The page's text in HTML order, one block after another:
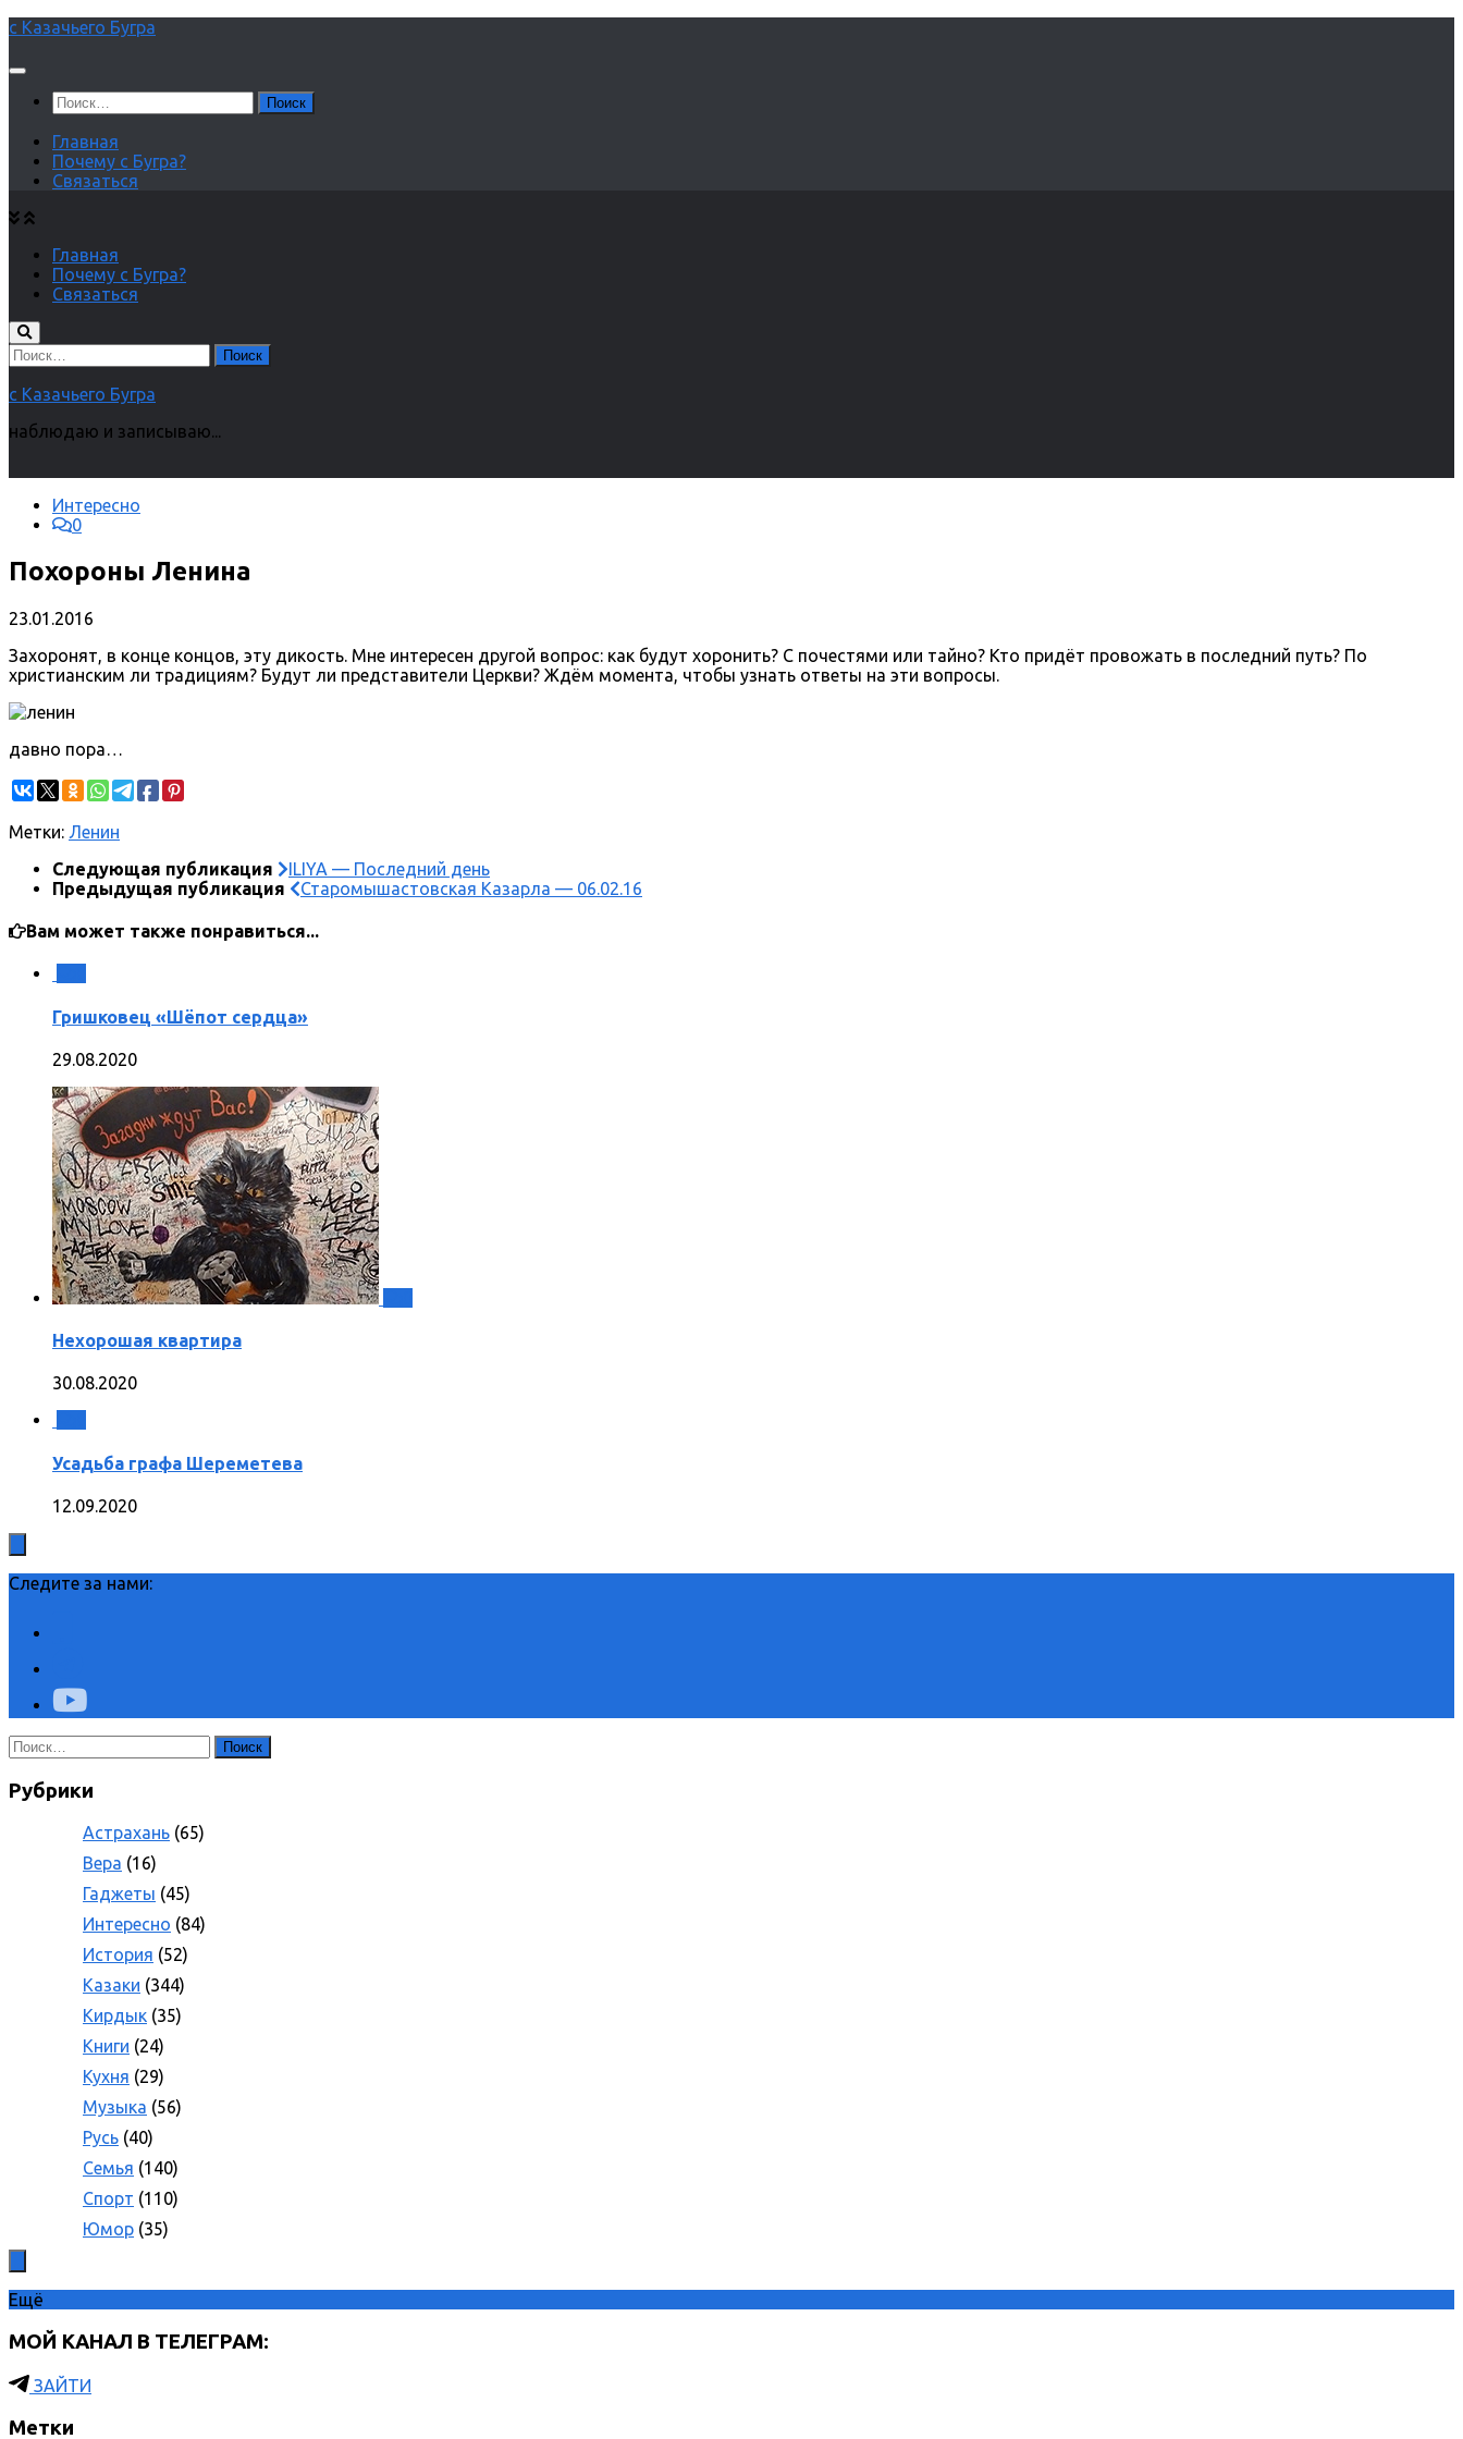
Перейти
содержимому
с Казачьего Бугра
Найти:
Главная
Почему с Бугра?
Связаться
Главная
Почему с Бугра?
Связаться
Найти:
с Казачьего Бугра
наблюдаю и записываю...
Интересно
0
Похороны Ленина
23.01.2016
Захоронят, в конце концов, эту дикость. Мне интересен другой вопрос: как будут хоронить? С почестями или тайно? Кто придёт провожать в последний путь? По
христианским ли традициям? Будут ли представители Церкви? Ждём момента, чтобы узнать ответы на эти вопросы.
давно пора…
Метки: Ленин
Следующая публикация
ILIYA — Последний день
Предыдущая публикация
Старомышастовская Казарла — 06.02.16
Вам может также понравиться...
Гришковец «Шёпот сердца»
29.08.2020
Нехорошая квартира
30.08.2020
Усадьба графа Шереметева
12.09.2020
Следите за нами:
Найти:
Рубрики
Астрахань (65)
Вера (16)
Гаджеты (45)
Интересно (84)
История (52)
Казаки (344)
Кирдык (35)
Книги (24)
Кухня (29)
Музыка (56)
Русь (40)
Семья (140)
Спорт (110)
Юмор (35)
Ещё
МОЙ КАНАЛ В ТЕЛЕГРАМ:
ЗАЙТИ
Метки